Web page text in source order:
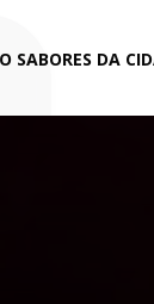
SABORES DA